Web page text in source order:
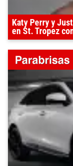
Katy Perry y
en St. Tropez